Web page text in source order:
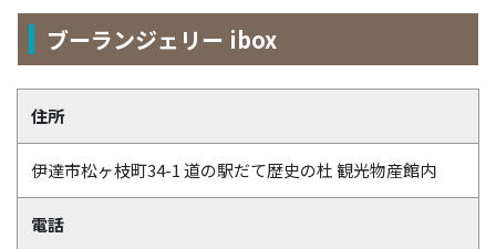
ブーランジェリー ibox
住所
伊達市松ヶ枝町34-1 道の駅だて歴史の杜 観光物産館内
電話